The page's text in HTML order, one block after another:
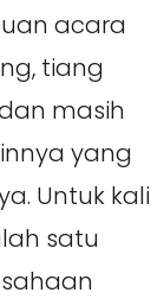
acara
tiang
masih
yang
Untuk kali
satu